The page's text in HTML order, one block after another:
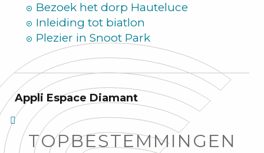
Bezoek het dorp Hauteluce
Inleiding tot biatlon
Plezier in Snoot Park
Appli Espace Diamant
TOPBESTEMMINGEN